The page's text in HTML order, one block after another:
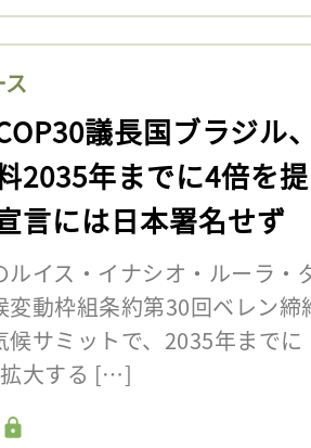
議長国ブラジル
2035年までに4倍を
言には日本署名せず
イス・イナシオ・ルーラ・
変動枠組条約第30回ベレン
候サミットで、2035年まで
大する […]